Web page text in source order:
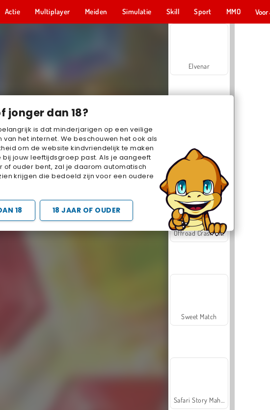
jonger dan 18?
is dat minderjarigen op een veilige
het internet. We beschouwen het ook als
om de website kindvriendelijk te maken
bij jouw leeftijdsgroep past. Als je aangeeft
of ouder bent, zal je daarom automatisch
krijgen die bedoeld zijn voor een oudere
18 18 JAAR OF OUDER
Actie Multiplayer Meiden Simulatie Skill Sport MMO
Elvenar
Offroad Crash Climber 4X4
Sweet Match